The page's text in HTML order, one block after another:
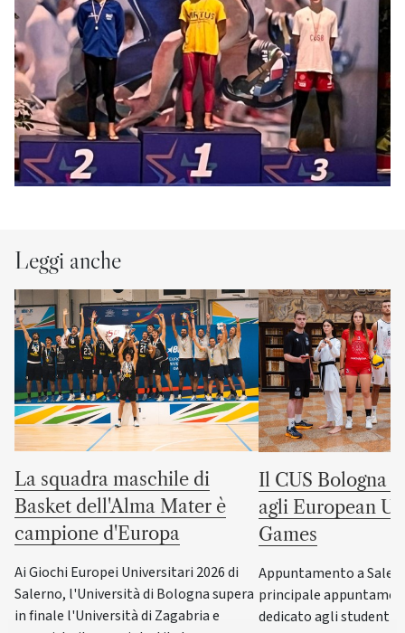
Leggi anche
La squadra maschile di
Basket dell'Alma Mater è
campione d'Europa
Ai Giochi Europei Universitari 2026 di
Salerno, l'Università di Bologna supera
in finale l'Università di Zagabria e
Il CUS Bologna
agli European
Games
Appuntamento a
principale
dedicato agli